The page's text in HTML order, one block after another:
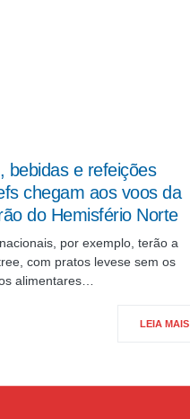
bebidas e refeições
chegam aos voos da
do Hemisfério Norte
por exemplo, terão a
com pratos levese sem os
alimentares…
LEIA MAIS